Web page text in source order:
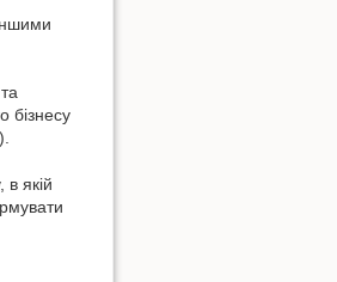
бізнесу
якій